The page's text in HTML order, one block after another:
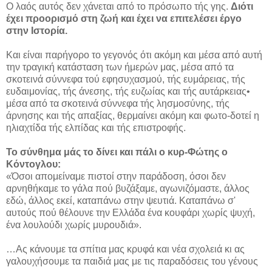
Ο λαός αυτός δεν χάνεται από το πρόσωπο τής γης. Διότι
έχει προορισμό στη ζωή και έχει να επιτελέσει έργο
στην Ιστορία.
Και είναι παρήγορο το γεγονός ότι ακόμη και μέσα από αυτή
την τραγική κατάσταση των ήμερών μας, μέσα από τα
σκοτεινά σύννεφα τού εφησυχασμού, τής ευμάρειας, τής
ευδαιμονίας, τής άνεσης, τής ευζωίας και τής αυτάρκειας•
μέσα από τα σκοτεινά σύννεφα τής λησμοσύνης, τής
άρνησης και τής απαξίας, θερμαίνει ακόμη και φωτο-δοτεί η
ηλιαχτίδα τής ελπίδας και τής επιστροφής.
Το σύνθημα μάς το δίνει και πάλι ο κυρ-Φώτης ο
Κόντογλου:
«Όσοι απομείναμε πιστοί στην παράδοση, όσοι δεν
αρνηθήκαμε το γάλα πού βυζάξαμε, αγωνιζόμαστε, άλλος
εδώ, άλλος εκεί, καταπάνω στην ψευτιά. Καταπάνω σ'
αυτούς πού θέλουνε την Ελλάδα ένα κουφάρι χωρίς ψυχή,
ένα λουλούδι χωρίς μυρουδιά».
…Ας κάνουμε τα σπίτια μας κρυφά και νέα σχολειά κι ας
γαλουχήσουμε τα παιδιά μας με τις παραδόσεις του γένους